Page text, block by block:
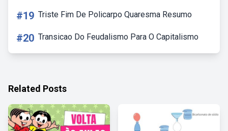
#19 Triste Fim De Policarpo Quaresma Resumo
#20 Transicao Do Feudalismo Para O Capitalismo
Related Posts